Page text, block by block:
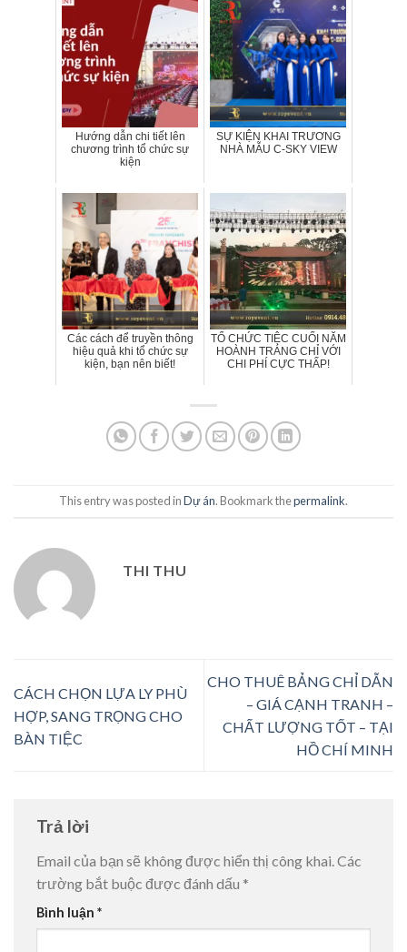
Hướng dẫn chi tiết lên
chương trình tổ chức sự
kiện
SỰ KIỆN KHAI TRƯƠNG
NHÀ MẪU C-SKY VIEW
Các cách để truyền thông
hiệu quả khi tổ chức sự
kiện, bạn nên biết!
TỔ CHỨC TIỆC CUỐI NĂM
HOÀNH TRÁNG CHỈ VỚI
CHI PHÍ CỰC THẤP!
This entry was posted inDự án. Bookmark thepermalink.
THI THU
CÁCH CHỌN LỰA LY PHÙ
HỢP, SANG TRỌNG CHO
BÀN TIỆC
CHO THUÊ BẢNG CHỈ DẪN
– GIÁ CẠNH TRANH –
CHẤT LƯỢNG TỐT – TẠI
HỒ CHÍ MINH
Trả lời
Email của bạn sẽ không được hiển thị công khai.Các
trường bắt buộc được đánh dấu *
Bình luận *